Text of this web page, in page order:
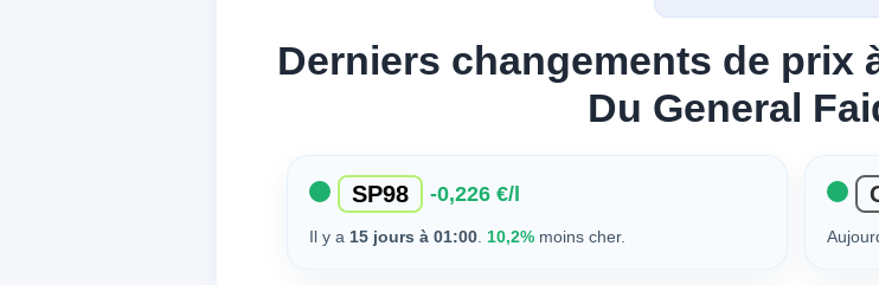
Derniers changements de prix
Du General
SP98 -0,226 €/l
Il y a 15 jours à 01:00 10,2% moins cher.